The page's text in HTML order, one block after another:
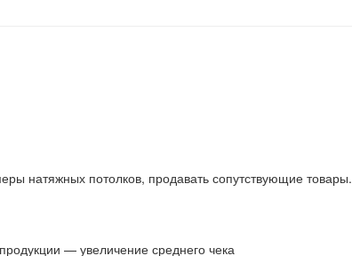
натяжных потолков, продавать сопутствующие товары.
— увеличение среднего чека